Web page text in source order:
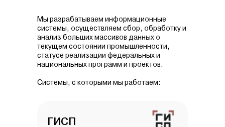
Мы разрабатываем информационные
системы, осуществляем сбор, обработку и
анализ больших массивов данных о
текущем состоянии промышленности,
статусе реализации федеральных и
национальных программ и проектов.
Системы, с которыми мы работаем:
ГИСП